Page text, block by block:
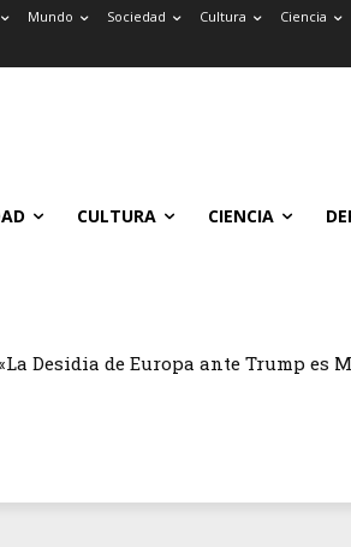
Mundo Sociedad Cultura Ciencia
CULTURA CIENCIA
Desidia de Europa ante Trump es